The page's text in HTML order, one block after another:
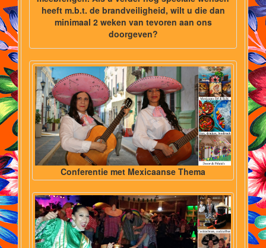
heeft m.b.t. de brandveiligheid, wilt u die dan
minimaal 2 weken van tevoren aan ons
doorgeven?
Conferentie met Mexicaanse Thema